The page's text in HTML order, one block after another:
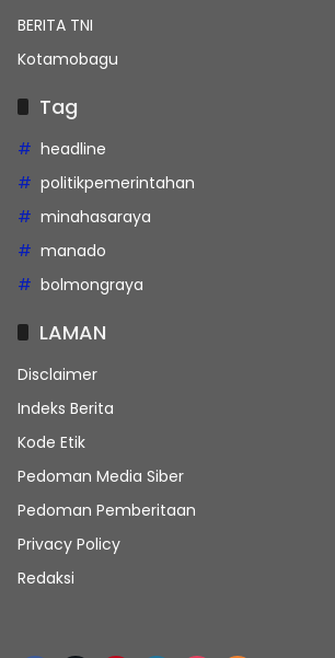
BERITA TNI
Kotamobagu
Tag
headline
politikpemerintahan
minahasaraya
manado
bolmongraya
LAMAN
Disclaimer
Indeks Berita
Kode Etik
Pedoman Media Siber
Pedoman Pemberitaan
Privacy Policy
Redaksi